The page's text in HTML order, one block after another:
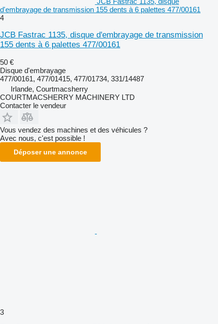
d'embrayage de transmission 155 dents à 6 palettes 477/00161
4
JCB Fastrac 1135, disque d'embrayage de transmission
155 dents à 6 palettes 477/00161
50 €
Disque d'embrayage
477/00161, 477/01415, 477/01734, 331/14487
Irlande, Courtmacsherry
COURTMACSHERRY MACHINERY LTD
Contacter le vendeur
Vous vendez des machines et des véhicules ?
Avec nous, c'est possible !
Déposer une annonce
3